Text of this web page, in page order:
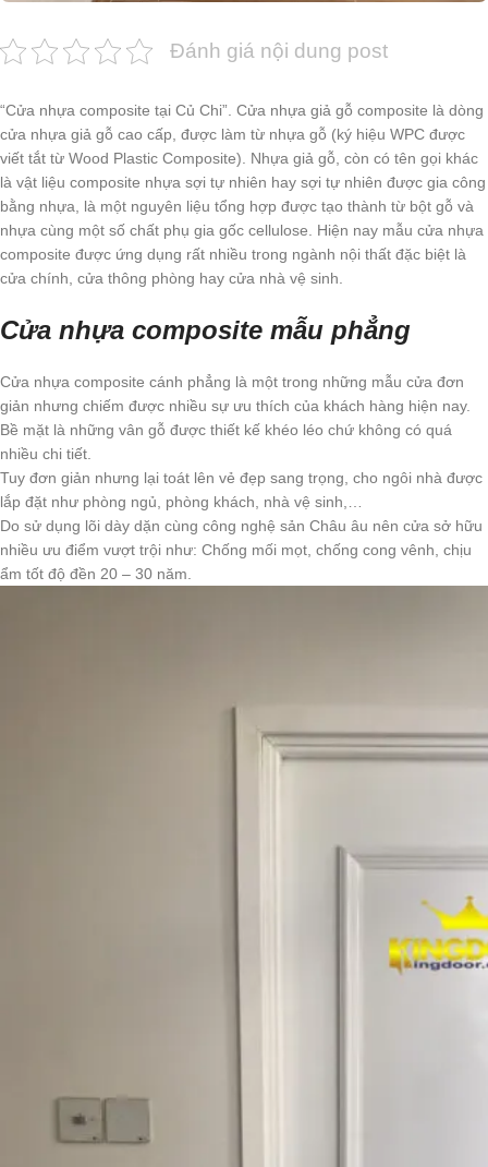
Đánh giá nội dung post
“Cửa nhựa composite tại Củ Chi”. Cửa nhựa giả gỗ composite là dòng
cửa nhựa giả gỗ cao cấp, được làm từ nhựa gỗ (ký hiệu WPC được
viết tắt từ Wood Plastic Composite). Nhựa giả gỗ, còn có tên gọi khác
là vật liệu composite nhựa sợi tự nhiên hay sợi tự nhiên được gia công
bằng nhựa, là một nguyên liệu tổng hợp được tạo thành từ bột gỗ và
nhựa cùng một số chất phụ gia gốc cellulose. Hiện nay mẫu cửa nhựa
composite được ứng dụng rất nhiều trong ngành nội thất đặc biệt là
cửa chính, cửa thông phòng hay cửa nhà vệ sinh.
Cửa nhựa composite mẫu phẳng
Cửa nhựa composite cánh phẳng là một trong những mẫu cửa đơn
giản nhưng chiếm được nhiều sự ưu thích của khách hàng hiện nay.
Bề mặt là những vân gỗ được thiết kế khéo léo chứ không có quá
nhiều chi tiết.
Tuy đơn giản nhưng lại toát lên vẻ đẹp sang trọng, cho ngôi nhà được
lắp đặt như phòng ngủ, phòng khách, nhà vệ sinh,…
Do sử dụng lõi dày dặn cùng công nghệ sản Châu âu nên cửa sở hữu
nhiều ưu điểm vượt trội như: Chống mối mọt, chống cong vênh, chịu
ẩm tốt độ đền 20 – 30 năm.